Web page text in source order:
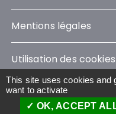
Mentions légales
Utilisation des cookies
Le Blog Sustainability
This site uses cookies and
want to activate
OK, ACCEPT